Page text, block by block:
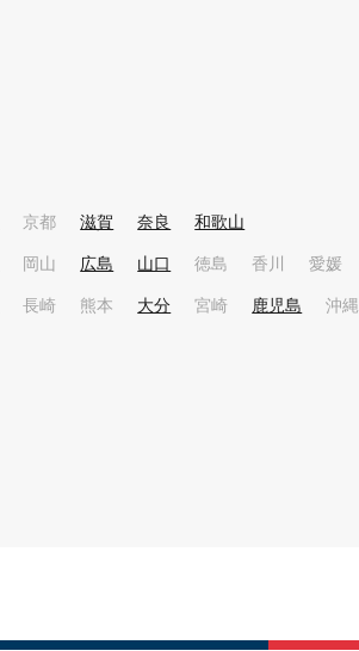
京都 滋賀 奈良 和歌山
岡山 広島 山口 徳島 香川 愛媛
長崎 熊本 大分 宮崎 鹿児島 沖縄